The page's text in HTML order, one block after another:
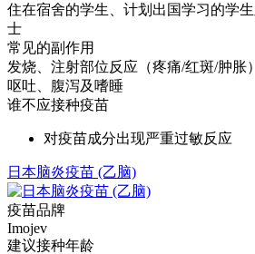
住在宿舍的学生、计划出国学习的学
士
常见的副作用
发烧、注射部位反应（疼痛/红斑/肿胀
呕吐、腹泻及嗜睡
谁不应接种疫苗
对疫苗成分出现严重过敏反应
日本脑炎疫苗 (乙脑)
疫苗品牌
Imojev
建议接种年龄